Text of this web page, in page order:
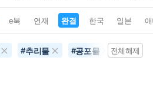
e북 연재 완결 한국 일본
#추리물 #공포물 #음악
전체해제